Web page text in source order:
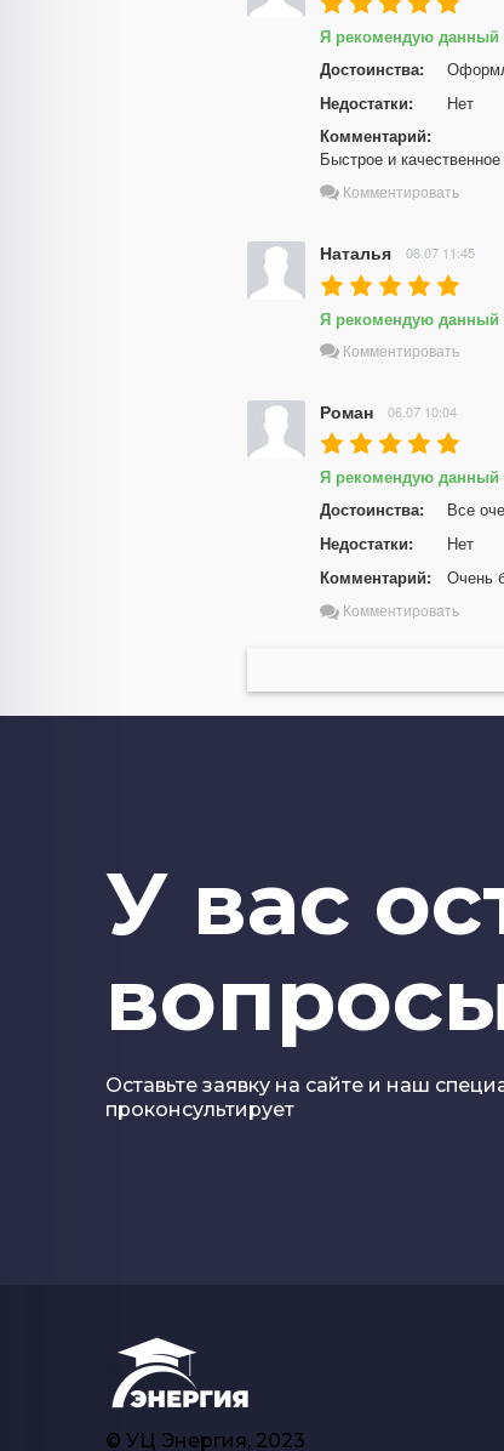
Я рекомендую данный
Достоинства:
Недостатки:
Нет
Комментарий:
Быстрое и
Комментировать
Наталья 06.07 11:45
Я рекомендую данный
Комментировать
Роман 06.07 10:04
Я рекомендую данный
Достоинства:
Все
Недостатки:
Нет
Комментарий:
Очень
Комментировать
У вас
Оставьте заявку на сайте и наш
проконсультирует
© УЦ Энергия, 2023